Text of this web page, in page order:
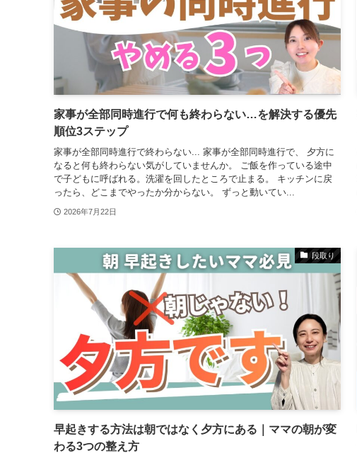
家事が全部同時進行で何も終わらない…を解決する優先
順位3ステップ
家事が全部同時進行で終わらない... 家事が全部同時進行で、 夕方に
なると何も終わらない気がしていませんか。 ご飯を作っている途中
で子どもに呼ばれる。洗濯を回したところで止まる。 キッチンに戻
ったら、どこまでやったか分からない。 ずっと動いてい...
2026年7月22日
段取り
早起きする方法は朝ではなく夕方にある｜ママの朝が変
わる3つの整え方